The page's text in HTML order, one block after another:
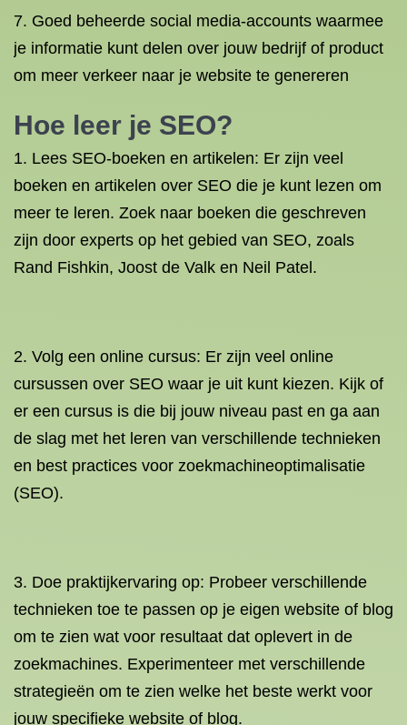
7. Goed beheerde social media-accounts waarmee
je informatie kunt delen over jouw bedrijf of product
om meer verkeer naar je website te genereren
Hoe leer je SEO?
1. Lees SEO-boeken en artikelen: Er zijn veel
boeken en artikelen over SEO die je kunt lezen om
meer te leren. Zoek naar boeken die geschreven
zijn door experts op het gebied van SEO, zoals
Rand Fishkin, Joost de Valk en Neil Patel.
2. Volg een online cursus: Er zijn veel online
cursussen over SEO waar je uit kunt kiezen. Kijk of
er een cursus is die bij jouw niveau past en ga aan
de slag met het leren van verschillende technieken
en best practices voor zoekmachineoptimalisatie
(SEO).
3. Doe praktijkervaring op: Probeer verschillende
technieken toe te passen op je eigen website of blog
om te zien wat voor resultaat dat oplevert in de
zoekmachines. Experimenteer met verschillende
strategieën om te zien welke het beste werkt voor
jouw specifieke website of blog.